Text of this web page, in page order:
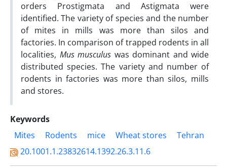
orders Prostigmata and Astigmata were
identified. The variety of species and the number
of mites in mills was more than silos and
factories. In comparison of trapped rodents in all
localities, Mus musculus was dominant and wide
distributed species. The variety and number of
rodents in factories was more than silos, mills
and stores.
Keywords
Mites
Rodents mice Wheat stores
Tehran
20.1001.1.23832614.1392.26.3.11.6